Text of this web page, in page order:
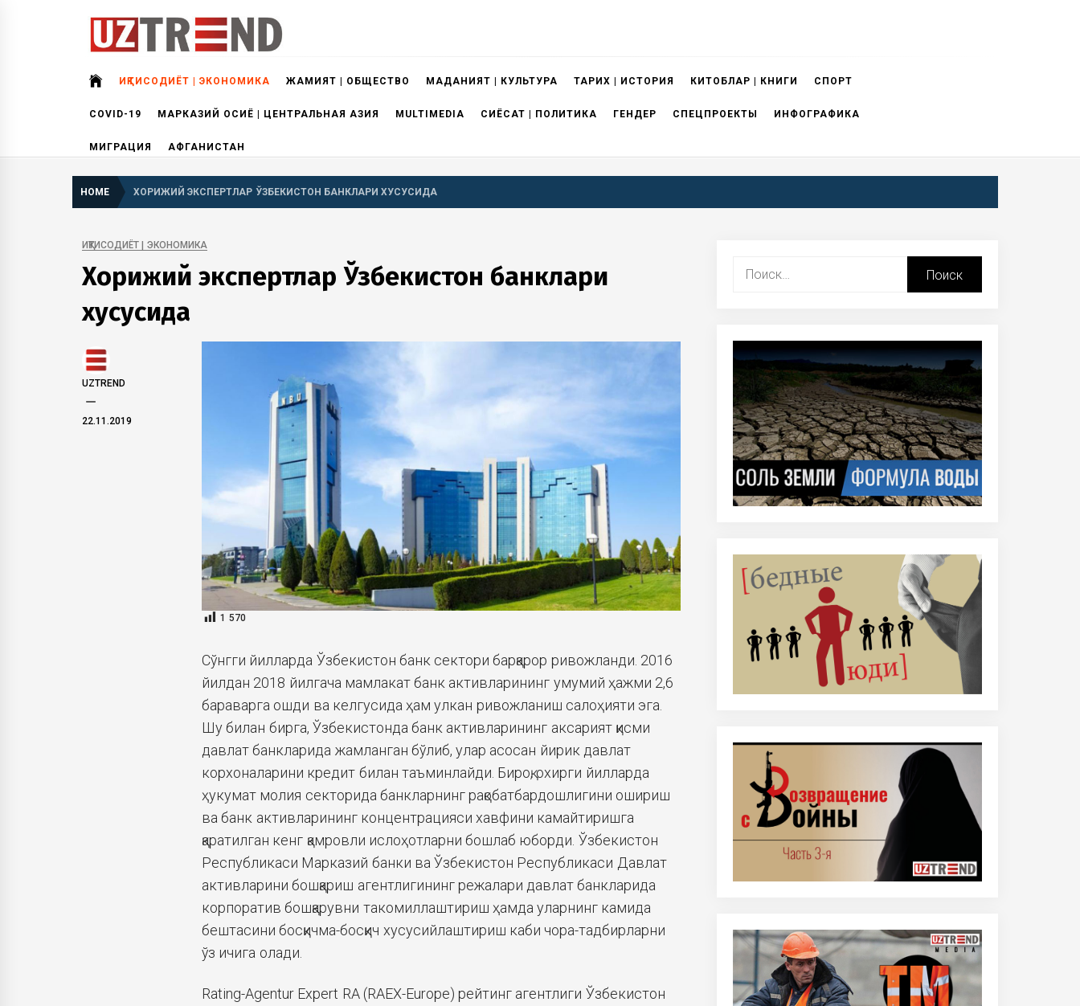
uztrend
ИҚТИСОДИЁТ | ЭКОНОМИКА ЖАМИЯТ | ОБЩЕСТВО МАДАНИЯТ | КУЛЬТУРА ТАРИХ | ИСТОРИЯ КИТОБЛАР | КНИГИ СПОРТ
COVID-19 МАРКАЗИЙ ОСИЁ | ЦЕНТРАЛЬНАЯ АЗИЯ MULTIMEDIA СИЁСАТ | ПОЛИТИКА ГЕНДЕР СПЕЦПРОЕКТЫ ИНФОГРАФИКА
МИГРАЦИЯ АФГАНИСТАН
HOME ХОРИЖИЙ ЭКСПЕРТЛАР ЎЗБЕКИСТОН БАНКЛАРИ ХУСУСИДА
ИҚТИСОДИЁТ | ЭКОНОМИКА
Хорижий экспертлар Ўзбекистон банклари
хусусида
UZTREND
22.11.2019
1 570
Сўнгги йилларда Ўзбекистон банк сектори барқарор ривожланди. 2016
йилдан 2018 йилгача мамлакат банк активларининг умумий ҳажми 2,6
бараварга ошди ва келгусида ҳам улкан ривожланиш салоҳияти эга.
Шу билан бирга, Ўзбекистонда банк активларининг аксарият қисми
давлат банкларида жамланган бўлиб, улар асосан йирик давлат
корхоналарини кредит билан таъминлайди. Бироқ, охирги йилларда
ҳукумат молия секторида банкларнинг рақобатбардошлигини ошириш
ва банк активларининг концентрацияси хавфини камайтиришга
қаратилган кенг қамровли ислоҳотларни бошлаб юборди. Ўзбекистон
Республикаси Марказий банки ва Ўзбекистон Республикаси Давлат
активларини бошқариш агентлигининг режалари давлат банкларида
корпоратив бошқарувни такомиллаштириш ҳамда уларнинг камида
бештасини босқичма-босқич хусусийлаштириш каби чора-тадбирларни
ўз ичига олади.
Rating-Agentur Expert RA (RAEX-Europe) рейтинг агентлиги Ўзбекистон
Найти: